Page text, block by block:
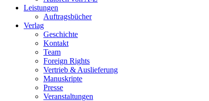
Leistungen
Auftragsbücher
Verlag
Geschichte
Kontakt
Team
Foreign Rights
Vertrieb & Auslieferung
Manuskripte
Presse
Veranstaltungen